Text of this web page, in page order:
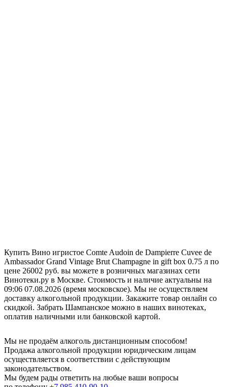
Купить Вино игристое Comte Audoin de Dampierre Cuvee de
Ambassador Grand Vintage Brut Champagne in gift box 0.75 л по
цене 26002 руб. вы можете в розничных магазинах сети
Винотеки.ру в Москве. Стоимость и наличие актуальны на
09:06 07.08.2026 (время московское). Мы не осуществляем
доставку алкогольной продукции. Закажите товар онлайн со
скидкой. Забрать Шампанское можно в наших винотеках,
оплатив наличными или банковской картой.
Мы не продаём алкоголь дистанционным способом!
Продажа алкогольной продукции юридическим лицам
осуществляется в соответствии с действующим
законодательством.
Мы будем рады ответить на любые ваши вопросы